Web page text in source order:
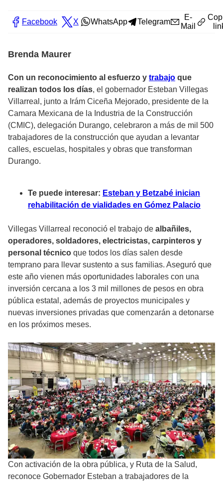
Facebook X WhatsApp Telegram
E-
Mail
Brenda Maurer
Con un reconocimiento al esfuerzo y trabajo que
realizan todos los días, el gobernador Esteban Villegas
Villarreal, junto a Irám Ciceña Mejorado, presidente de la
Camara Mexicana de la Industria de la Construcción
(CMIC), delegación Durango, celebraron a más de mil 500
trabajadores de la construcción que ayudan a levantar
calles, escuelas, hospitales y obras que transforman
Durango.
Te puede interesar: Esteban y Betzabé inician
rehabilitación de vialidades en Gómez Palacio
Villegas Villarreal reconoció el trabajo de albañiles,
operadores, soldadores, electricistas, carpinteros y
personal técnico que todos los días salen desde
temprano para llevar sustento a sus familias. Aseguró que
este año vienen más oportunidades laborales con una
inversión cercana a los 3 mil millones de pesos en obra
pública estatal, además de proyectos municipales y
nuevas inversiones privadas que comenzarán a detonarse
en los próximos meses.
Con activación de la obra pública, y Ruta de la Salud,
reconoce Gobernador Esteban a trabajadores de la